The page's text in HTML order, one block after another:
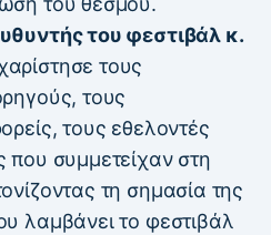
του φεστιβάλ κ.
τους
τους
τους εθελοντές
που συμμετείχαν στη
τη σημασία της
λαμβάνει το φεστιβάλ